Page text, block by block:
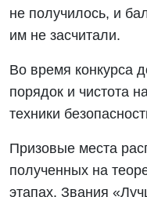
не получилось, и
им не засчитали.
Во время конкурса
порядок и чистота
техники
Призовые места
полученных на
этапах. Звания